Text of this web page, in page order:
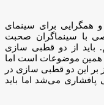
همگرایی برای سینمای
با سینماگران صحبت
باید از دو قطبی سازی
همین موضوعات است اما
بر این دو قطبی سازی در
می‌شد اما باید